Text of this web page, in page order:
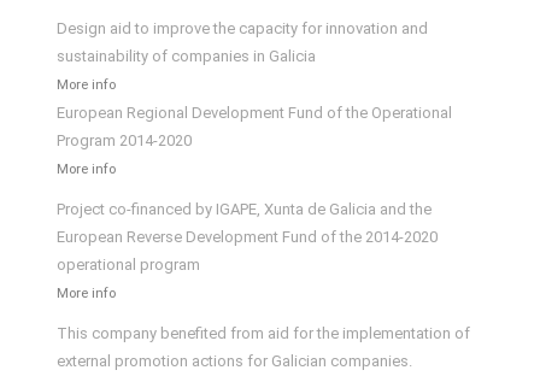
Design aid to improve the capacity for innovation and
sustainability of companies in Galicia
More info
European Regional Development Fund of the Operational
Program 2014-2020
More info
Project co-financed by IGAPE, Xunta de Galicia and the
European Reverse Development Fund of the 2014-2020
operational program
More info
This company benefited from aid for the implementation of
external promotion actions for Galician companies.